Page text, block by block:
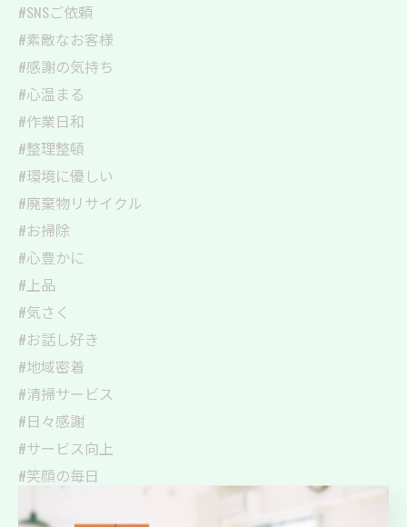
#SNSご依頼
#素敵なお客様
#感謝の気持ち
#心温まる
#作業日和
#整理整頓
#環境に優しい
#廃棄物リサイクル
#お掃除
#心豊かに
#上品
#気さく
#お話し好き
#地域密着
#清掃サービス
#日々感謝
#サービス向上
#笑顔の毎日